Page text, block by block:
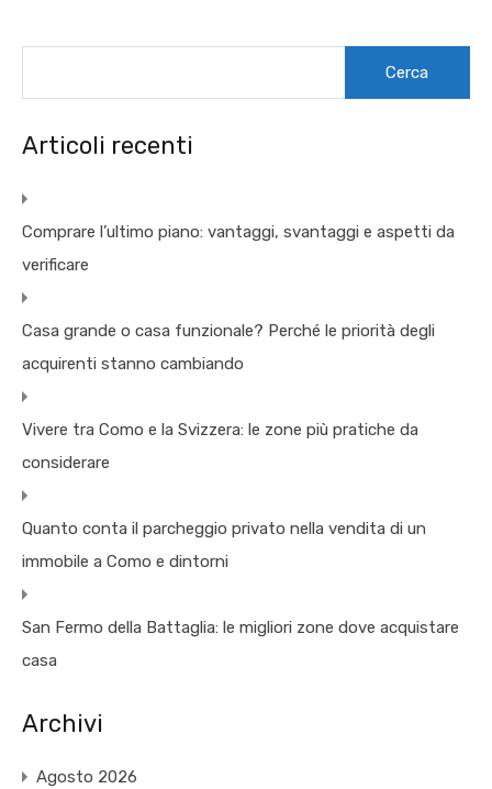
Articoli recenti
Comprare l’ultimo piano: vantaggi, svantaggi e aspetti da
verificare
Casa grande o casa funzionale? Perché le priorità degli
acquirenti stanno cambiando
Vivere tra Como e la Svizzera: le zone più pratiche da
considerare
Quanto conta il parcheggio privato nella vendita di un
immobile a Como e dintorni
San Fermo della Battaglia: le migliori zone dove acquistare
casa
Archivi
Agosto 2026